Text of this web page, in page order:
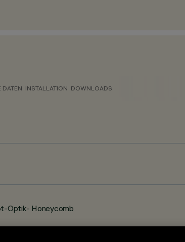
DATEN INSTALLATION DOWNLOADS
Optik- Honeycomb